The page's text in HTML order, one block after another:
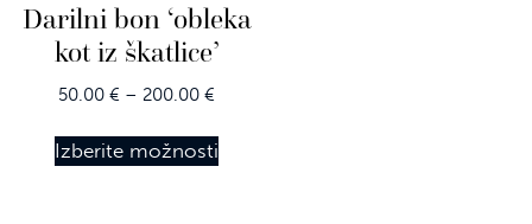
Darilni bon ‘obleka
kot iz škatlice’
50.00€ – 200.00€
Izberite možnosti